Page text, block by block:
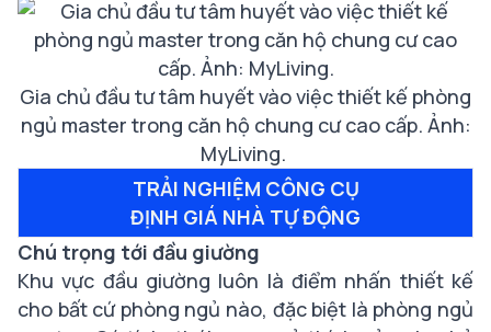
Gia chủ đầu tư tâm huyết vào việc thiết kế phòng
ngủ master trong căn hộ chung cư cao cấp. Ảnh:
MyLiving.
TRẢI NGHIỆM CÔNG CỤ
ĐỊNH GIÁ NHÀ TỰ ĐỘNG
Chú trọng tới đầu giường
Khu vực đầu giường luôn là điểm nhấn thiết kế
cho bất cứ phòng ngủ nào, đặc biệt là phòng ngủ